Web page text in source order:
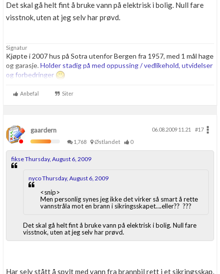
Det skal gå helt fint å bruke vann på elektrisk i bolig. Null fare
visstnok, uten at jeg selv har prøvd.
Signatur
Kjøpte i 2007 hus på Sotra utenfor Bergen fra 1957, med 1 mål hage
og garasje. Holder stadig på med oppussing / vedlikehold, utvidelser
og forbedringer
Anbefal Siter
gaardern 06.08.2009 11.21
#17
1,768
Østlandet 0
fikse Thursday, August 6, 2009
nyco Thursday, August 6, 2009
<snip>
Men personlig synes jeg ikke det virker så smart å rette
vannstråla mot en brann i sikringsskapet….eller?? ???
Det skal gå helt fint å bruke vann på elektrisk i bolig. Null fare
visstnok, uten at jeg selv har prøvd.
Har selv stått å spylt med vann fra brannbil rett i et sikringsskap,